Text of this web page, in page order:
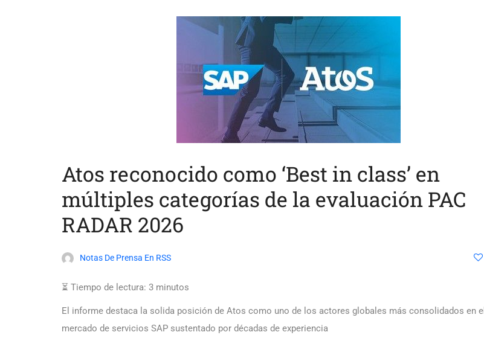
Atos reconocido como ‘Best in class’ en
múltiples categorías de la evaluación PAC
RADAR 2026
Notas De Prensa En RSS
⏳ Tiempo de lectura: 3 minutos
El informe destaca la solida posición de Atos como uno de los actores globales más consolidados en el
mercado de servicios SAP sustentado por décadas de experiencia